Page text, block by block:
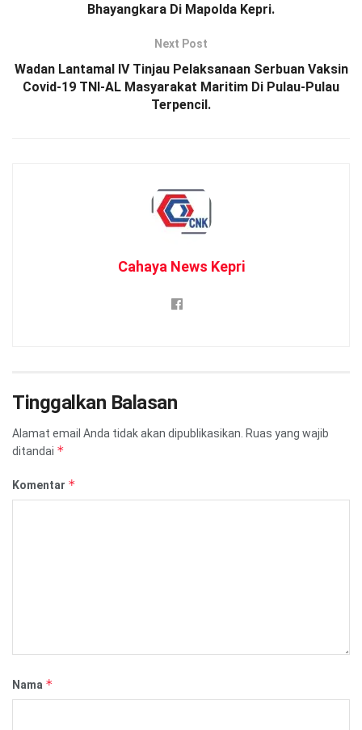
Bhayangkara Di Mapolda Kepri.
Next Post
Wadan Lantamal lV Tinjau Pelaksanaan Serbuan Vaksin
Covid-19 TNI-AL Masyarakat Maritim Di Pulau-Pulau
Terpencil.
Cahaya News Kepri
Tinggalkan Balasan
Alamat email Anda tidak akan dipublikasikan. Ruas yang wajib
ditandai *
Komentar *
Nama *